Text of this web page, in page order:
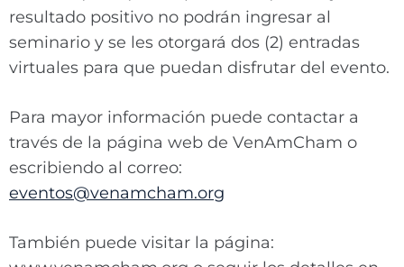
resultado positivo no podrán ingresar al
seminario y se les otorgará dos (2) entradas
virtuales para que puedan disfrutar del evento.
Para mayor información puede contactar a
través de la página web de VenAmCham o
escribiendo al correo:
eventos@venamcham.org
También puede visitar la página: